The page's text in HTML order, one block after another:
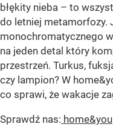
błękity nieba – to
do letniej metamorfozy.
monochromatycznego
na jeden detal który
przestrzeń. Turkus,
czy lampion? W
co sprawi, że wakacje
Sprawdź nas: home&you